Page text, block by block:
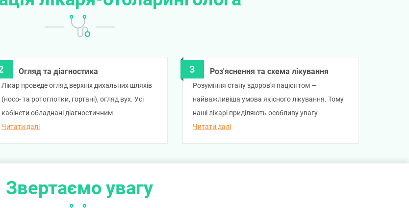
Огляд та діагностика
Лікар проведе огляд верхніх дихальних шляхів
(носо- та ротоглотки, гортані), огляд вух. Усі
кабінети обладнані діагностичним
обладнанням для експертної діагностики, тому
Читати далі
Роз'яснення та схема лікування
Розуміння стану здоров'я пацієнтом —
найважливіша умова якісного лікування. Тому
наші лікарі приділяють особливу увагу
роз'ясненню особливостей захворювання та
Читати далі
Звертаємо увагу